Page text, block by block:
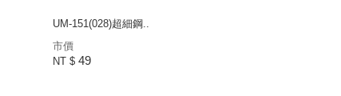
UM-151(028)超細鋼..
市價
NT $ 49